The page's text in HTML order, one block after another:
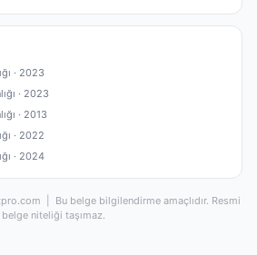
· 2023
· 2023
· 2013
· 2022
· 2024
| Bu belge bilgilendirme amaçlıdır. Resmi
belge niteliği taşımaz.